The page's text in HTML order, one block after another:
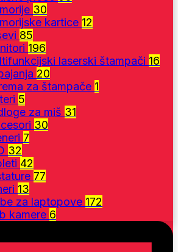
30
kartice 12
85
196
laserski štampači 16
20
za štampače 1
5
za miš 31
30
7
32
42
77
13
za laptopove 172
kamere 6